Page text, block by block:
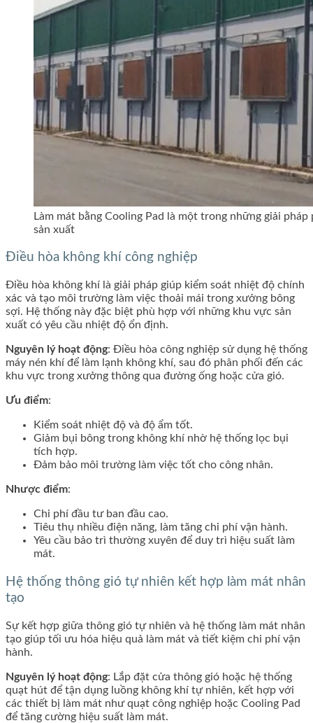
Làm mát bằng Cooling Pad là một trong những giải
sản xuất
Điều hòa không khí công nghiệp
Điều hòa không khí là giải pháp giúp kiểm soát nhiệt độ chính
xác và tạo môi trường làm việc thoải mái trong xưởng bông
sợi. Hệ thống này đặc biệt phù hợp với những khu vực sản
xuất có yêu cầu nhiệt độ ổn định.
Nguyên lý hoạt động: Điều hòa công nghiệp sử dụng hệ thống
máy nén khí để làm lạnh không khí, sau đó phân phối đến các
khu vực trong xưởng thông qua đường ống hoặc cửa gió.
Ưu điểm:
Kiểm soát nhiệt độ và độ ẩm tốt.
Giảm bụi bông trong không khí nhờ hệ thống lọc bụi
tích hợp.
Đảm bảo môi trường làm việc tốt cho công nhân.
Nhược điểm:
Chi phí đầu tư ban đầu cao.
Tiêu thụ nhiều điện năng, làm tăng chi phí vận hành.
Yêu cầu bảo trì thường xuyên để duy trì hiệu suất làm
mát.
Hệ thống thông gió tự nhiên kết hợp làm mát nhân
tạo
Sự kết hợp giữa thông gió tự nhiên và hệ thống làm mát nhân
tạo giúp tối ưu hóa hiệu quả làm mát và tiết kiệm chi phí vận
hành.
Nguyên lý hoạt động: Lắp đặt cửa thông gió hoặc hệ thống
quạt hút để tận dụng luồng không khí tự nhiên, kết hợp với
các thiết bị làm mát như quạt công nghiệp hoặc Cooling Pad
để tăng cường hiệu suất làm mát.